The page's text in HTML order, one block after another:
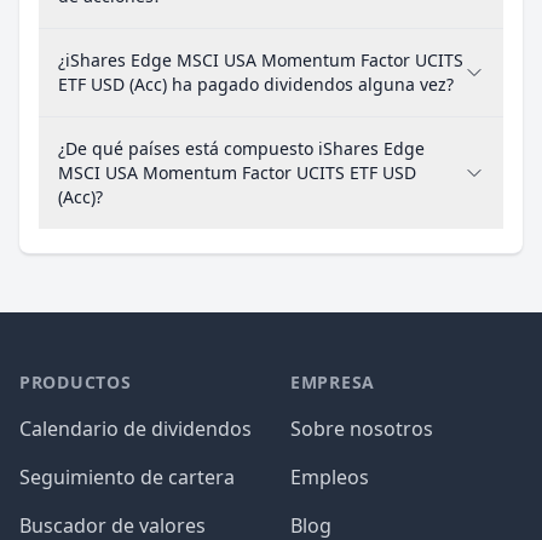
¿iShares Edge MSCI USA Momentum Factor UCITS
ETF USD (Acc) ha pagado dividendos alguna vez?
¿De qué países está compuesto iShares Edge
MSCI USA Momentum Factor UCITS ETF USD
(Acc)?
PRODUCTOS
Calendario de dividendos
Seguimiento de cartera
Buscador de valores
EMPRESA
Sobre nosotros
Empleos
Blog